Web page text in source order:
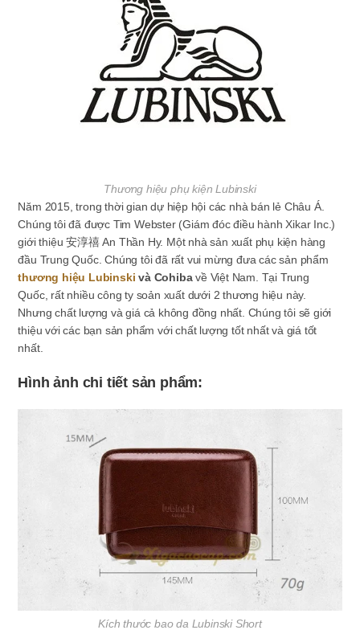
Thương hiệu phụ kiện Lubinski
Năm 2015, trong thời gian dự hiệp hội các nhà bán lẻ Châu Á.
Chúng tôi đã được Tim Webster (Giám đóc điều hành Xikar Inc.)
giới thiệu 安淳禧 An Thần Hy. Một nhà sản xuất phụ kiện hàng
đầu Trung Quốc. Chúng tôi đã rất vui mừng đưa các sản phẩm
thương hiệu Lubinski và Cohibavề Việt Nam. Tại Trung
Quốc, rất nhiều công ty soản xuất dưới 2 thương hiệu này.
Nhưng chất lượng và giá cả không đồng nhất. Chúng tôi sẽ giới
thiệu với các bạn sản phẩm với chất lượng tốt nhất và giá tốt
nhất.
Hình ảnh chi tiết sản phẩm:
Kích thước bao da Lubinski Short